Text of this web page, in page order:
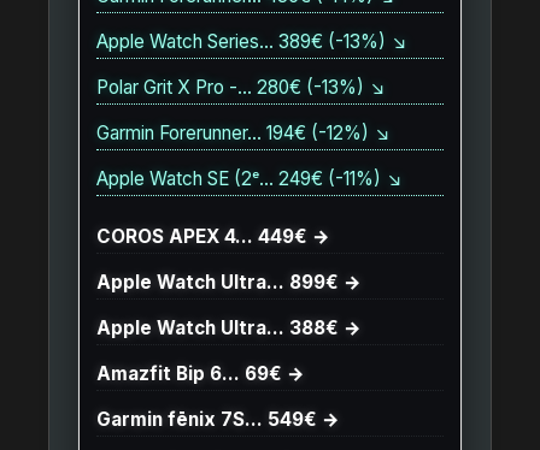
Apple Watch Series… 389€ (-13%) ↘
Polar Grit X Pro -… 280€ (-13%) ↘
Garmin Forerunner… 194€ (-12%) ↘
Apple Watch SE (2ᵉ… 249€ (-11%) ↘
COROS APEX 4… 449€ →
Apple Watch Ultra… 899€ →
Apple Watch Ultra… 388€ →
Amazfit Bip 6… 69€ →
Garmin fēnix 7S… 549€ →